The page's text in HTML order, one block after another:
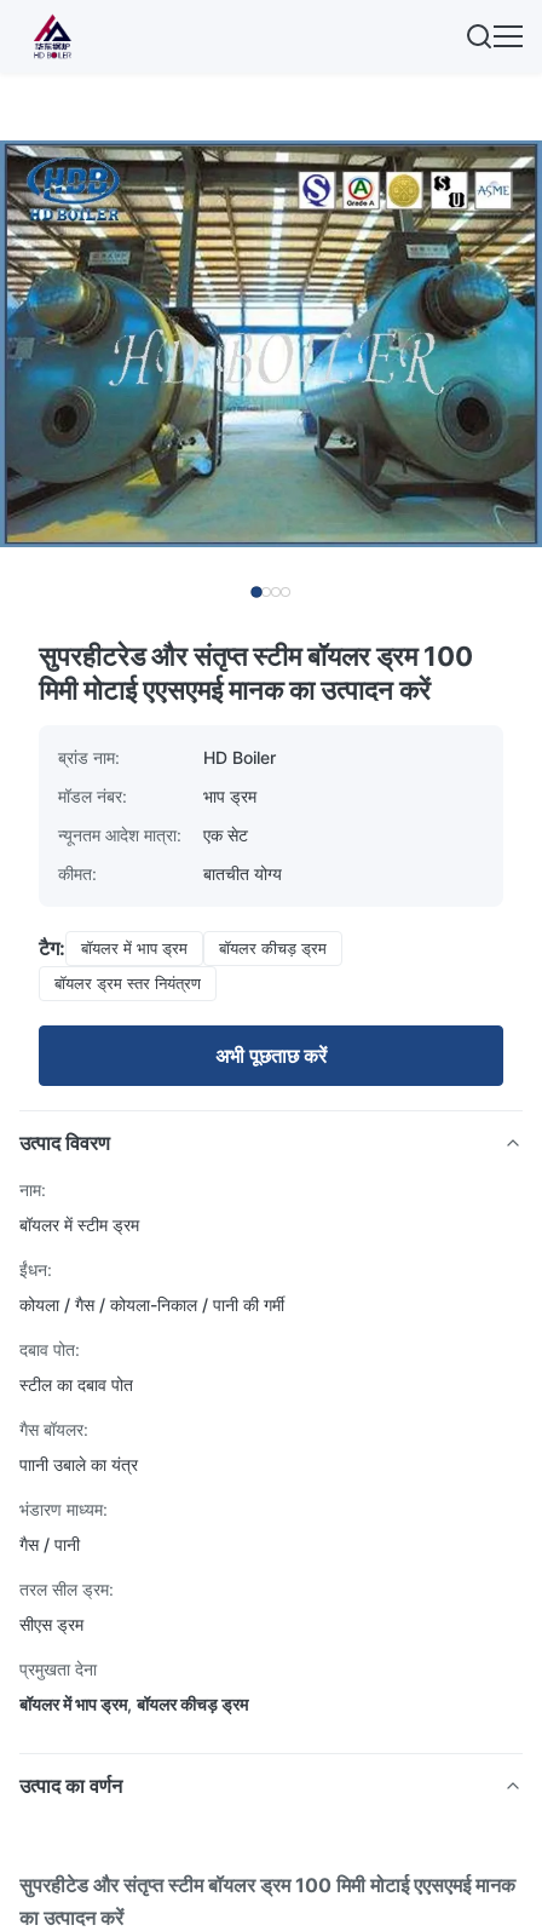
सुपरहीटरेड और संतृप्त स्टीम बॉयलर ड्रम 100
मिमी मोटाई एएसएमई मानक का उत्पादन करें
ब्रांड नाम:
HD Boiler
मॉडल नंबर:
भाप ड्रम
न्यूनतम आदेश मात्रा:
एक सेट
कीमत:
बातचीत योग्य
टैग: बॉयलर में भाप ड्रम
बॉयलर कीचड़ ड्रम
बॉयलर ड्रम स्तर नियंत्रण
अभी पूछताछ करें
उत्पाद विवरण
नाम:
बॉयलर में स्टीम ड्रम
ईंधन:
कोयला / गैस / कोयला-निकाल / पानी की गर्मी
दबाव पोत:
स्टील का दबाव पोत
गैस बॉयलर:
पाानी उबाले का यंत्र
भंडारण माध्यम:
गैस / पानी
तरल सील ड्रम:
सीएस ड्रम
प्रमुखता देना
बॉयलर में भाप ड्रम,बॉयलर कीचड़ ड्रम
उत्पाद का वर्णन
सुपरहीटेड और संतृप्त स्टीम बॉयलर ड्रम 100 मिमी मोटाई एएसएमई मानक
का उत्पादन करें